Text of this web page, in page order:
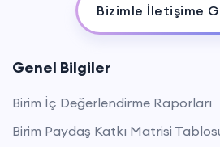
Bizimle İletişime
Genel Bilgiler
Birim İç Değerlendirme Raporları
Birim Paydaş Katkı Matrisi